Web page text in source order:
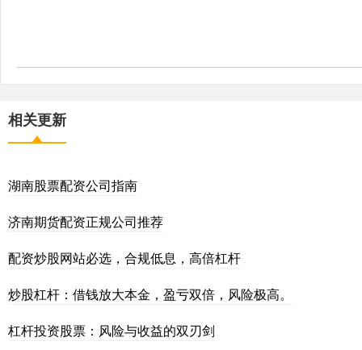
相关更新
湖南股票配资公司指南
济南期货配资正规公司推荐
配资炒股网站必选，合规低息，高倍杠杆
炒股杠杆：借钱放大本金，盈亏双倍，风险极高。
杠杆投资股票：风险与收益的双刃剑